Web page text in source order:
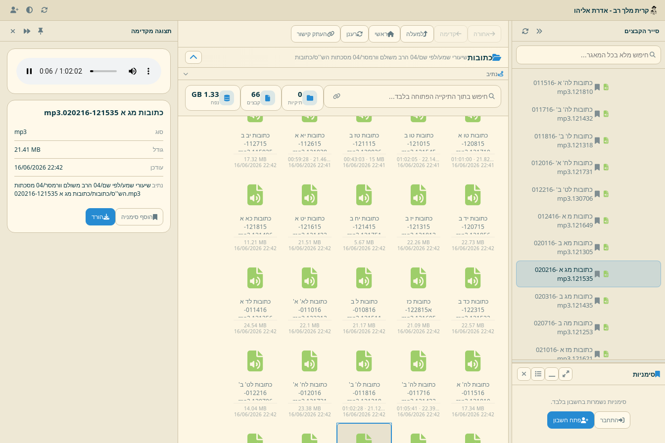
קרית מלך רב - אדרת אליהו
סייר הקבצים
121511.
כתובות לד א 011416-
121356.
mp3
כתובות לה' א 011516-
121810.
mp3
כתובות לה' ב' 011716-
121432.
mp3
כתובות לו' ב' 011816-
121318.
mp3
כתובות לח' א' 012016-
121731.
mp3
כתובות לט' ב' 012216-
130706.
mp3
כתובות מ א 012416-
121649.
mp3
כתובות מא ב 020116-
121305.
mp3
כתובות מג א 020216-
121535.
mp3
כתובות מג ב 020316-
121435.
mp3
כתובות מה ב 020716-
121253.
mp3
כתובות מז א 021016-
121621.
mp3
כתובות מח א 021116-
122017.
mp3
כתובות מט א 021416-
121500.
mp3
כתובות נ א 021516-
סימניות
סימניות נשמרות בחשבון בלבד.
התחבר פתח חשבון
אחורה קדימה למעלה ראשי רענן העתק קישור
כתובותשיעורי שמע/לפי שם/04 הרב משולם וורמסר/ 04 מסכתות הש''ס/ כתובות
נתיב
0
תיקיות
66
קבצים
1.33 GB
נפח
11515-
121813.
mp3
00:59:48 · 21.34 MB
16/06/2026 22:41
111615-
121651.
mp3
16/06/2026 22:41
111715-
145646.
mp3
16/06/2026 22:41
112415-
121625.
mp3
16/06/2026 22:41
mp3
16/06/2026 22:41
כתובות טו א
120815-
121710.
mp3
01:01:00 · 21.82 MB
16/06/2026 22:41
כתובות טו ב
121015-
121545.
mp3
01:02:05 · 22.14 MB
16/06/2026 22:41
כתובות טז ב
121115-
120026.
mp3
00:43:03 · 15 MB
16/06/2026 22:41
כתובות יא א
112615-
121938.
mp3
00:59:28 · 21.46 MB
16/06/2026 22:41
כתובות יב ב
112715-
115935.
mp3
17.32 MB
16/06/2026 22:42
כתובות יד ב
120715-
121856.
mp3
22.73 MB
16/06/2026 22:42
כתובות יז ב
121315-
121813.
mp3
22.26 MB
16/06/2026 22:42
כתובות יח ב
121415-
121751.
mp3
5.67 MB
16/06/2026 22:42
כתובות יט א
121615-
121432.
mp3
21.51 MB
16/06/2026 22:42
כתובות כא א
121815-
121406.
mp3
11.21 MB
16/06/2026 22:42
כתובות כד ב
122315-
121522.
mp3
22.57 MB
16/06/2026 22:42
כתובות כז
א122815-
121605.
mp3
21.09 MB
16/06/2026 22:42
כתובות ל ב
010816-
121511.
mp3
21.17 MB
16/06/2026 22:42
כתובות לא' א'
011016-
122212.
mp3
22.1 MB
16/06/2026 22:42
כתובות לד א
011416-
121356.
mp3
24.54 MB
16/06/2026 22:42
כתובות לה' א
011516-
121810.
mp3
17.34 MB
16/06/2026 22:42
כתובות לה' ב'
011716-
121432.
mp3
01:05:41 · 22.39 MB
16/06/2026 22:42
כתובות לו' ב'
011816-
121318.
mp3
01:02:28 · 21.12 MB
16/06/2026 22:42
כתובות לח' א'
012016-
121731.
mp3
23.38 MB
16/06/2026 22:42
כתובות לט' ב'
012216-
130706.
mp3
14.04 MB
16/06/2026 22:42
תצוגה מקדימה
כתובות מג א 020216- 121535.
mp3
סוג mp3
גודל 21.41 MB
עודכן 16/06/2026 22:42
נתיבשיעורי שמע/לפי שם/04 הרב משולם וורמסר/
04 מסכתות
הש''ס/כתובות/כתובות מג א 020216- 121535.mp3
הוסף סימניה הורד